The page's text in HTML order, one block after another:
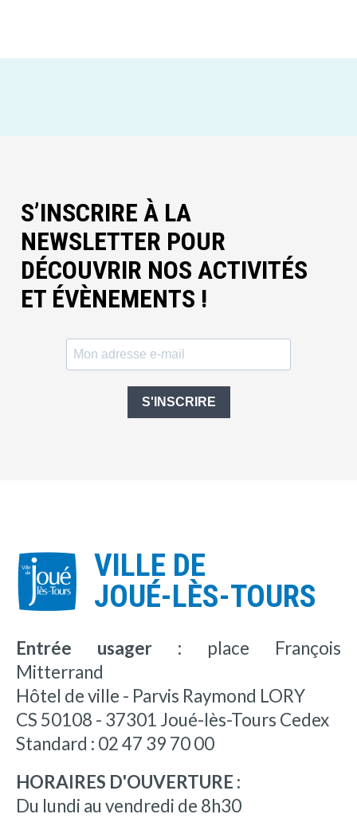
S’INSCRIRE À LA
NEWSLETTER POUR
DÉCOUVRIR NOS ACTIVITÉS
ET ÉVÈNEMENTS !
S'INSCRIRE
VILLE DE
JOUÉ-LÈS-TOURS
Entrée usager : place François
Mitterrand
Hôtel de ville - Parvis Raymond LORY
CS 50108 - 37301 Joué-lès-Tours Cedex
Standard : 02 47 39 70 00
HORAIRES D'OUVERTURE :
Du lundi au vendredi de 8h30